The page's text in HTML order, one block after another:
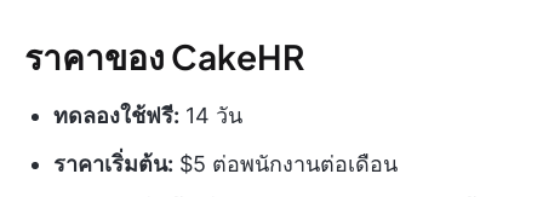
ราคาของ CakeHR
ทดลองใช้ฟรี: 14 วัน
ราคาเริ่มต้น: $5 ต่อพนักงานต่อเดือน